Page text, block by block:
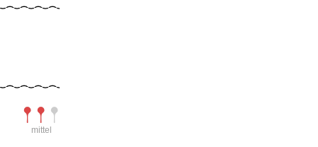
Schwierigkeit
mittel